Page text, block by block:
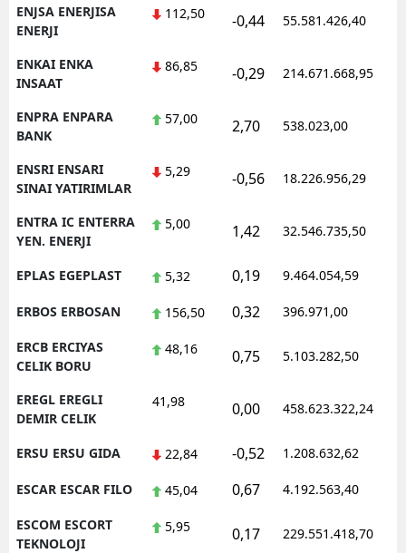
ENJSA ENERJISA
ENERJI
112,50 -0,44 55.581.426,40
ENKAI ENKA
INSAAT
86,85 -0,29 214.671.668,95
ENPRA ENPARA
BANK
57,00 2,70 538.023,00
ENSRI ENSARI
SINAI YATIRIMLAR
5,29 -0,56 18.226.956,29
ENTRA IC ENTERRA
YEN. ENERJI
5,00 1,42 32.546.735,50
EPLAS EGEPLAST 5,32 0,19 9.464.054,59
ERBOS ERBOSAN 156,50 0,32 396.971,00
ERCB ERCIYAS
CELIK BORU
48,16 0,75 5.103.282,50
EREGL EREGLI
DEMIR CELIK
41,98 0,00 458.623.322,24
ERSU ERSU GIDA 22,84 -0,52 1.208.632,62
ESCAR ESCAR FILO 45,04 0,67 4.192.563,40
ESCOM ESCORT
TEKNOLOJI
5,95 0,17 229.551.418,70